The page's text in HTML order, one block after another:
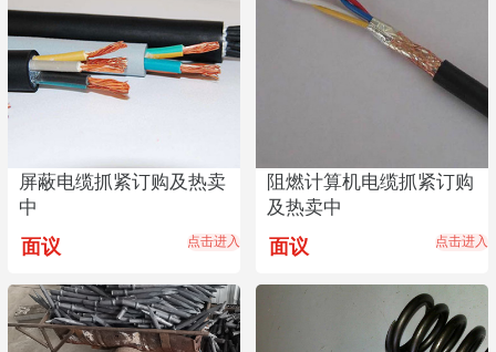
屏蔽电缆抓紧订购及热卖
中
面议 点击进入
阻燃计算机电缆抓紧订购
及热卖中
面议 点击进入